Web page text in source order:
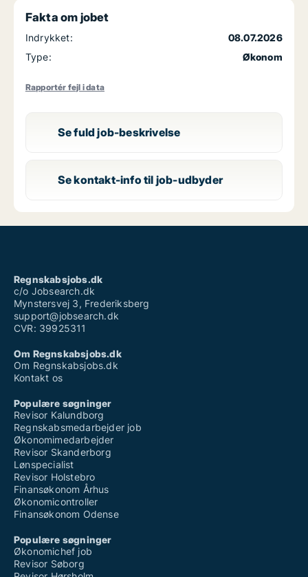
Fakta om jobet
Indrykket:
08.07.2026
Type:
Økonom
Rapportér fejl i data
Se fuld job-beskrivelse
Se kontakt-info til job-udbyder
Regnskabsjobs.dk
c/o Jobsearch.dk
Mynstersvej 3, Frederiksberg
support@jobsearch.dk
CVR: 39925311
Om Regnskabsjobs.dk
Om Regnskabsjobs.dk
Kontakt os
Populære søgninger
Revisor Kalundborg
Regnskabsmedarbejder job
Økonomimedarbejder
Revisor Skanderborg
Lønspecialist
Revisor Holstebro
Finansøkonom Århus
Økonomicontroller
Finansøkonom Odense
Populære søgninger
Økonomichef job
Revisor Søborg